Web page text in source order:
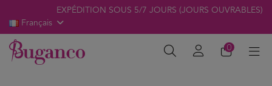
EXPÉDITION SOUS 5/7 JOURS (JOURS OUVRABLES)
Français
0